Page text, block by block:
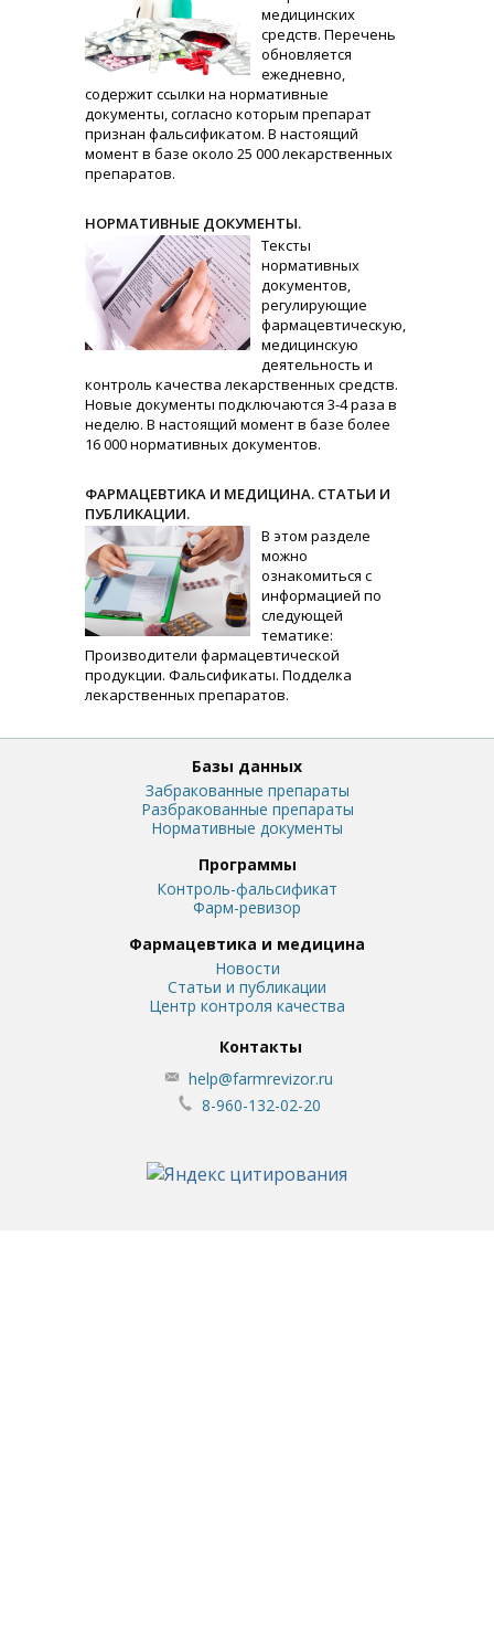
медицинских
средств. Перечень
обновляется
ежедневно,
содержит ссылки на нормативные
документы, согласно которым препарат
признан фальсификатом. В настоящий
момент в базе около 25 000 лекарственных
препаратов.
НОРМАТИВНЫЕ ДОКУМЕНТЫ.
Тексты
нормативных
документов,
регулирующие
фармацевтическую,
медицинскую
деятельность и
контроль качества лекарственных средств.
Новые документы подключаются 3-4 раза в
неделю. В настоящий момент в базе более
16 000 нормативных документов.
ФАРМАЦЕВТИКА И МЕДИЦИНА. СТАТЬИ И
ПУБЛИКАЦИИ.
В этом разделе
можно
ознакомиться с
информацией по
следующей
тематике:
Производители фармацевтической
продукции. Фальсификаты. Подделка
лекарственных препаратов.
Базы данных
Забракованные препараты
Разбракованные препараты
Нормативные документы
Программы
Контроль-фальсификат
Фарм-ревизор
Фармацевтика и медицина
Новости
Статьи и публикации
Центр контроля качества
Контакты
help@farmrevizor.ru
8-960-132-02-20